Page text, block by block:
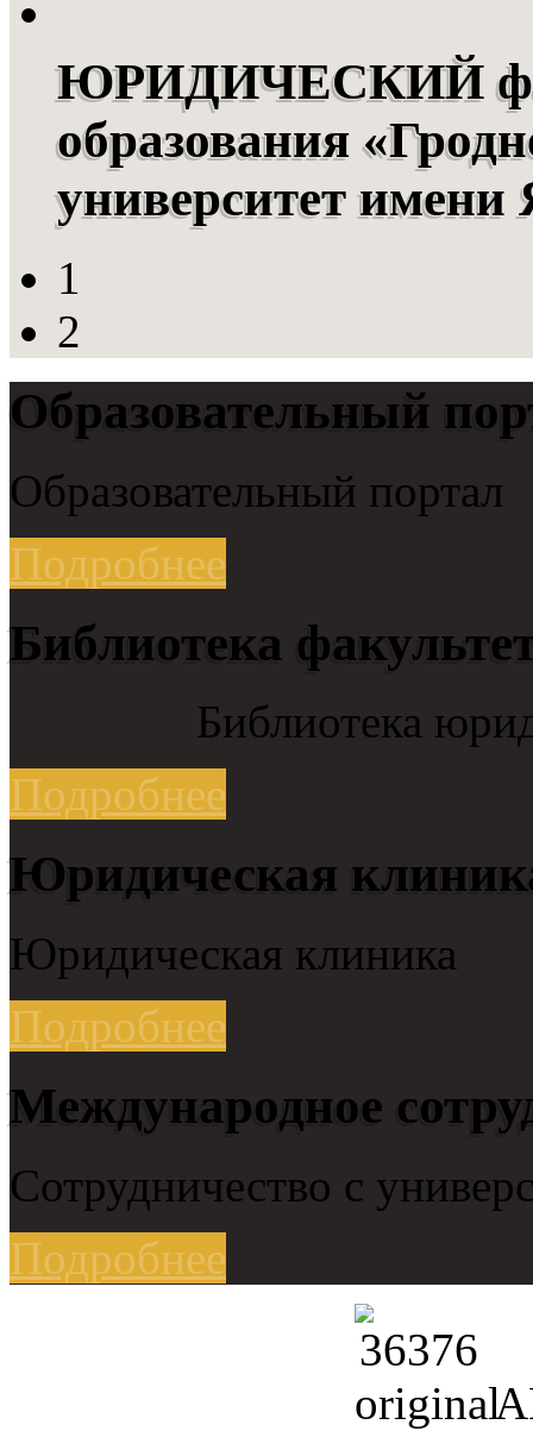
ЮРИДИЧЕСКИЙ
образования
университет
1
2
Образовательный
Образовательный портал
Подробнее
Библиотека
Библиотека
Подробнее
Юридическая
Юридическая клиника
Подробнее
Международное
Сотрудничество с
Подробнее